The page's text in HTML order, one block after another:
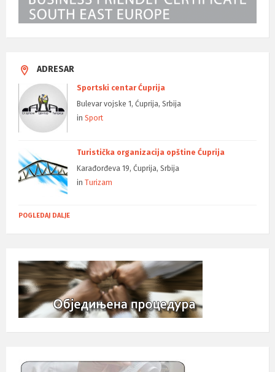
ADRESAR
Sportski centar Ćuprija
Bulevar vojske 1, Ćuprija, Srbija
in Sport
Turistička organizacija opštine Ćuprija
Karađorđeva 19, Ćuprija, Srbija
in Turizam
POGLEDAJ DALJE